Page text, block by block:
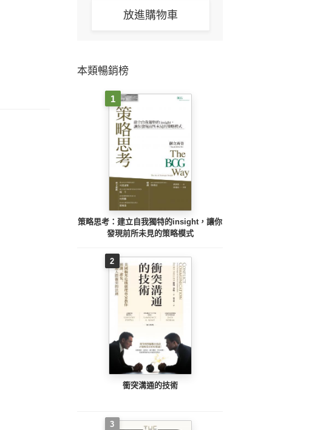
放進購物車
本類暢銷榜
1
策略思考：建立自我獨特的insight，讓你
發現前所未見的策略模式
2
衝突溝通的技術
3